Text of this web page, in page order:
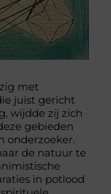
met
juist gericht
wijdde zij zich
gebieden
onderzoeker.
de natuur te
in potlood